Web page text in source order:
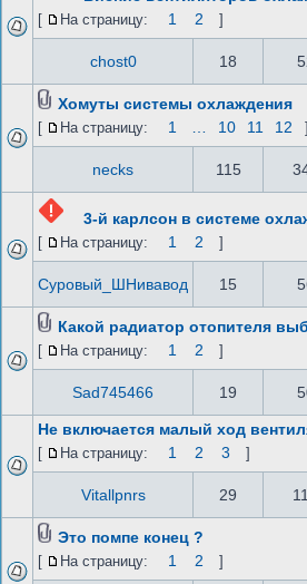
[ На страницу: 1 2 ]
chost0 18
Хомуты системы охлаждения
[ На страницу: 1 10 11 12 ]
necks 115
3-й карлсон в системе
[ На страницу: 1 2 ]
Суровый_ШНивавод 15
Какой радиатор отопителя
[ На страницу: 1 2 ]
Sad745466 19
Не включается малый ход
[ На страницу: 1 2 3 ]
Vitallpnrs 29
Это помпе конец ?
[ На страницу: 1 2 ]